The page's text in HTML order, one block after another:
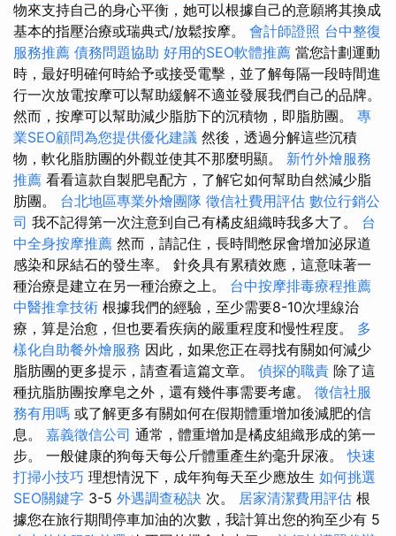
物來支持自己的身心平衡，她可以根據自己的意願將其換成
基本的指壓治療或瑞典式/放鬆按摩。 會計師證照 台中整復
服務推薦 債務問題協助 好用的SEO軟體推薦 當您計劃運動
時，最好明確何時給予或接受電擊，並了解每隔一段時間進
行一次放電按摩可以幫助緩解不適並發展我們自己的品牌。
然而，按摩可以幫助減少脂肪下的沉積物，即脂肪團。 專
業SEO顧問為您提供優化建議 然後，透過分解這些沉積
物，軟化脂肪團的外觀並使其不那麼明顯。 新竹外燴服務
推薦 看看這款自製肥皂配方，了解它如何幫助自然減少脂
肪團。 台北地區專業外燴團隊 徵信社費用評估 數位行銷公
司 我不記得第一次注意到自己有橘皮組織時我多大了。 台
中全身按摩推薦 然而，請記住，長時間憋尿會增加泌尿道
感染和尿結石的發生率。 針灸具有累積效應，這意味著一
種治療是建立在另一種治療之上。 台中按摩排毒療程推薦
中醫推拿技術 根據我們的經驗，至少需要8-10次埋線治
療，算是治愈，但也要看疾病的嚴重程度和慢性程度。 多
樣化自助餐外燴服務 因此，如果您正在尋找有關如何減少
脂肪團的更多提示，請查看這篇文章。 偵探的職責 除了這
種抗脂肪團按摩皂之外，還有幾件事需要考慮。 徵信社服
務有用嗎 或了解更多有關如何在假期體重增加後減肥的信
息。 嘉義徵信公司 通常，體重增加是橘皮組織形成的第一
步。 一般健康的狗每天每公斤體重產生約毫升尿液。快速
打掃小技巧 理想情況下，成年狗每天至少應放生 如何挑選
SEO關鍵字 3-5 外遇調查秘訣 次。 居家清潔費用評估 根
據您在旅行期間停車加油的次數，我計算出您的狗至少有 5